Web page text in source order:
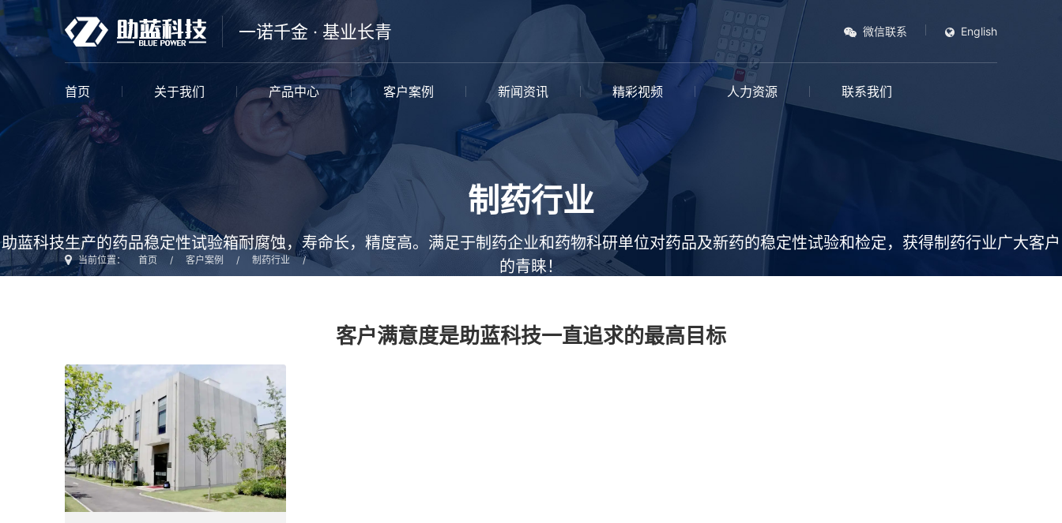
一诺千金 · 基业长青 微信联系 English
首页 关于我们 产品中心 客户案例 新闻资讯 精彩视频 人力资源 联系我们
制药行业
助蓝科技生产的药品稳定性试验箱耐腐蚀，寿命长，精度高。满足于制药企业和药物科研单位对药品及新药的稳定性试验和检定，获得制药行业广大客户
的青睐！
当前位置： 首页 / 客户案例 / 制药行业 /
客户满意度是助蓝科技一直追求的最高目标